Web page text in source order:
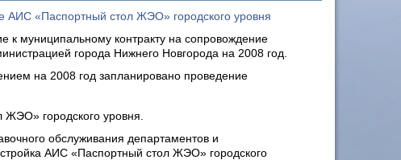
«Паспортный стол ЖЭО» городского уровня
муниципальному контракту на сопровождение
города Нижнего Новгорода на 2008 год.
на 2008 год запланировано проведение
городского уровня.
обслуживания департаментов и
АИС «Паспортный стол ЖЭО» городского